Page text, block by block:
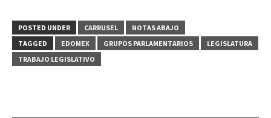
POSTED UNDER CARRUSEL
NOTAS ABAJO
TAGGED
EDOMEX GRUPOS PARLAMENTARIOS
LEGISLATURA
TRABAJO LEGISLATIVO